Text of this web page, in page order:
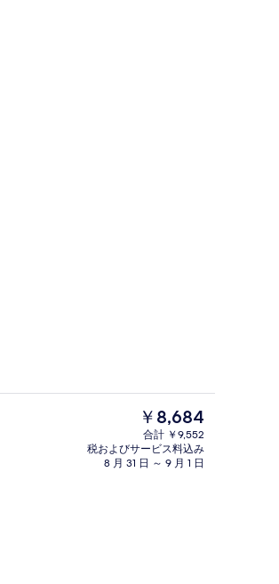
朝食 (ビュッフェ)、毎日提供 (無料)
現
在
の
料
￥8,684
合計 ￥9,552
税およびサービス料込み
8 月 31 日 ～ 9 月 1 日